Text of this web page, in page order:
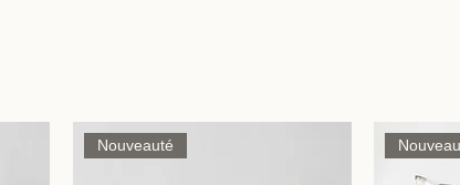
Nouveauté